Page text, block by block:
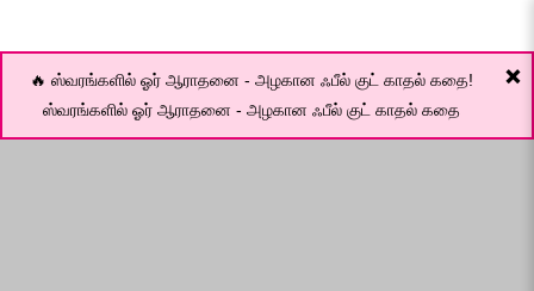
❌
🔥 ஸ்வரங்களில் ஓர் ஆராதனை - அழகான ஃபீல் குட் காதல் கதை!
ஸ்வரங்களில் ஓர் ஆராதனை - அழகான ஃபீல் குட் காதல் கதை